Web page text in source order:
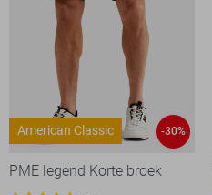
American Classic -30%
PME legend Korte broek